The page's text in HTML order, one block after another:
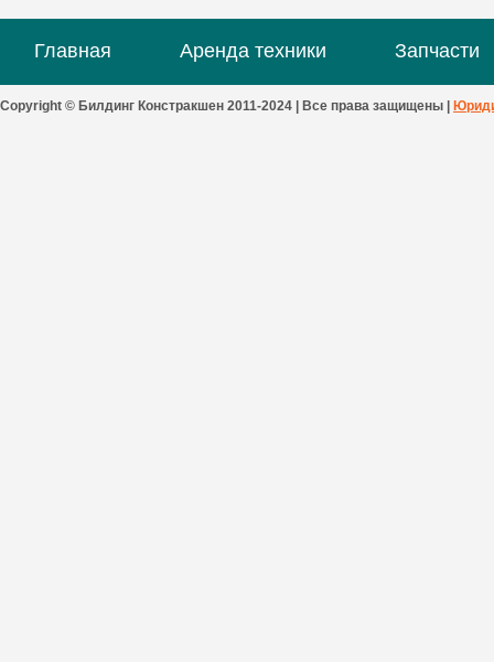
Главная Аренда техники Запчасти
Copyright © Билдинг Констракшен 2011-2024 | Все права защищены |